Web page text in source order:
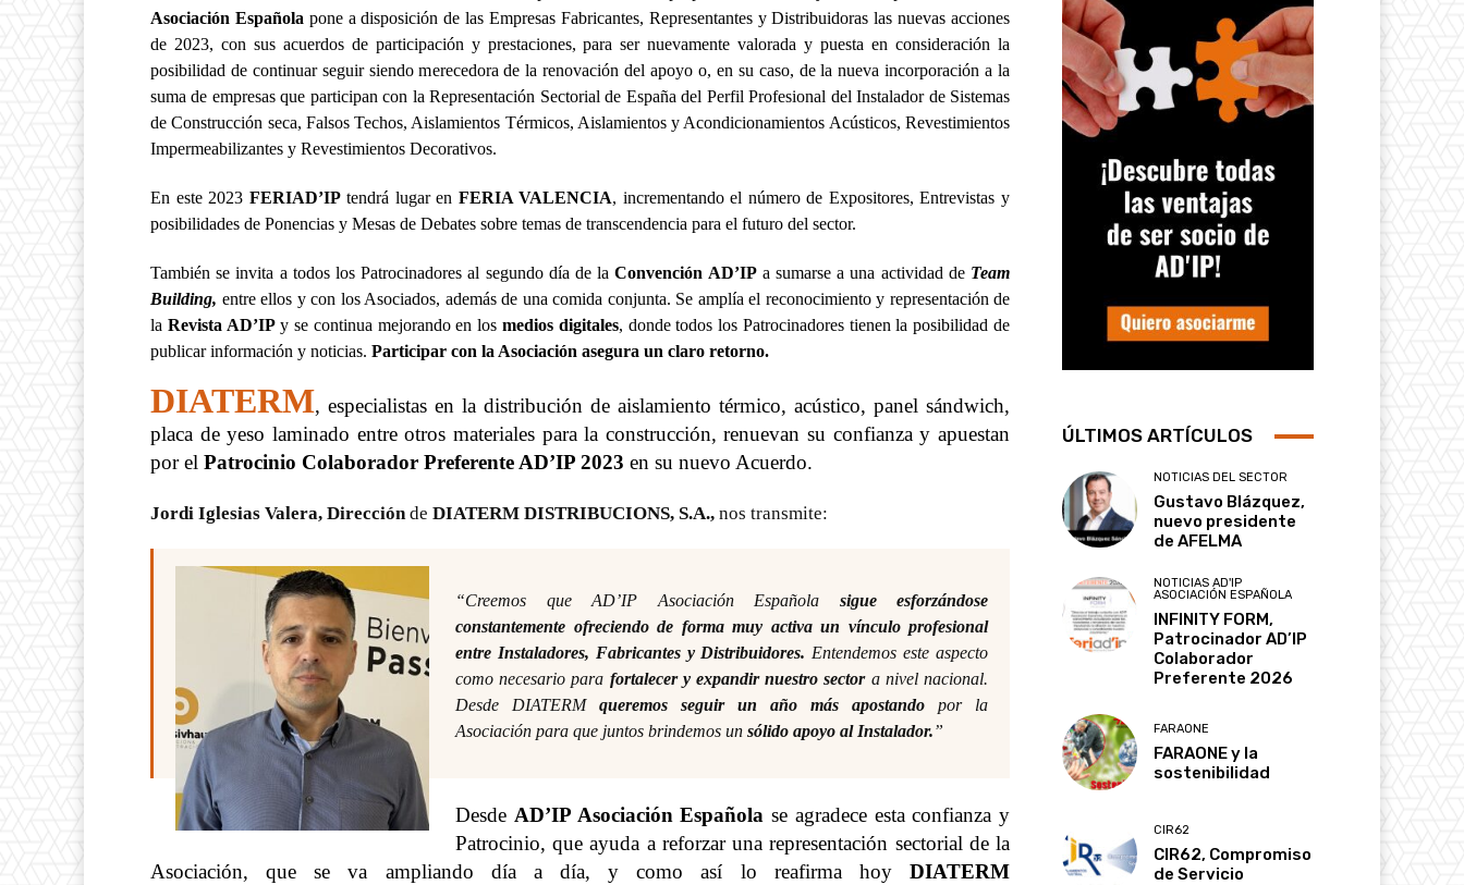
Asociación Española pone a disposición de las Empresas Fabricantes, Representantes y Distribuidoras las nuevas acciones
de 2023, con sus acuerdos de participación y prestaciones, para ser nuevamente valorada y puesta en consideración la
posibilidad de continuar seguir siendo merecedora de la renovación del apoyo o, en su caso, de la nueva incorporación a la
suma de empresas que participan con la Representación Sectorial de España del Perfil Profesional del Instalador de Sistemas
de Construcción seca, Falsos Techos, Aislamientos Térmicos, Aislamientos y Acondicionamientos Acústicos, Revestimientos
Impermeabilizantes y Revestimientos Decorativos.
En este 2023 FERIAD’IPtendrá lugar en FERIA VALENCIA, incrementando el número de Expositores, Entrevistas y
posibilidades de Ponencias y Mesas de Debates sobre temas de transcendencia para el futuro del sector.
También se invita a todos los Patrocinadores al segundo día de laConvención AD’IPa sumarse a una actividad de Team
Building, entre ellos y con los Asociados, además de una comida conjunta. Se amplía el reconocimiento y representación de
la Revista AD’IPy se continua mejorando en losmedios digitales, donde todos los Patrocinadores tienen la posibilidad de
publicar información y noticias. Participar con la Asociación asegura un claro retorno.
DIATERM, especialistas en la distribución de aislamiento térmico, acústico, panel sándwich,
placa de yeso laminado entre otros materiales para la construcción, renuevan su confianza y apuestan
por el Patrocinio Colaborador Preferente AD’IP 2023 en su nuevo Acuerdo.
Jordi Iglesias Valera, Dirección de DIATERM DISTRIBUCIONS, S.A., nos transmite:
“Creemos que AD’IP Asociación Española sigue esforzándose
constantemente ofreciendo de forma muy activa un vínculo profesional
entre Instaladores, Fabricantes y Distribuidores. Entendemos este aspecto
como necesario para fortalecer y expandir nuestro sector a nivel nacional.
Desde DIATERM queremos seguir un año más apostando por la
Asociación para que juntos brindemos un sólido apoyo al Instalador.”
Desde AD’IP Asociación Española se agradece esta confianza y
Patrocinio, que ayuda a reforzar una representación sectorial de la
Asociación, que se va ampliando día a día, y como así lo reafirma hoy DIATERM
ÚLTIMOS ARTÍCULOS
NOTICIAS DEL SECTOR
Gustavo Blázquez,
nuevo presidente
de AFELMA
NOTICIAS AD'IP
ASOCIACIÓN ESPAÑOLA
INFINITY FORM,
Patrocinador AD’IP
Colaborador
Preferente 2026
FARAONE
FARAONE y la
sostenibilidad
CIR62
CIR62, Compromiso
de Servicio